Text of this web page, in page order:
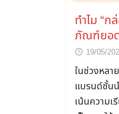
ทำไม “ก
ภัณฑ์ยอ
19/05/
ในช่วงหล
แบรนด์ชั้น
เน้นความ